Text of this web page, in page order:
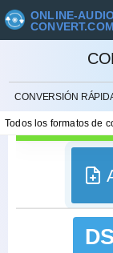
ONLINE-
CONVERT.COM
CONVERSIÓN
Todos los formatos de